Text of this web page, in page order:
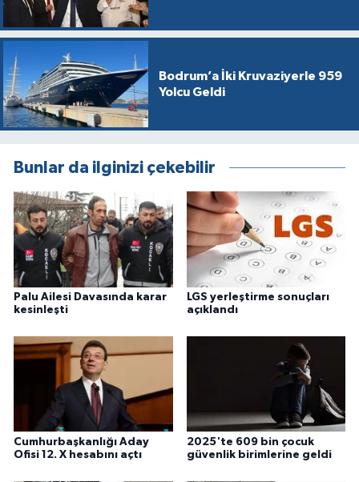
Bodrum’a İki Kruvaziyerle 959
Yolcu Geldi
Bunlar da ilginizi çekebilir
Palu Ailesi Davasında karar
kesinleşti
LGS yerleştirme sonuçları
açıklandı
Cumhurbaşkanlığı Aday
Ofisi 12. X hesabını açtı
2025'te 609 bin çocuk
güvenlik birimlerine geldi